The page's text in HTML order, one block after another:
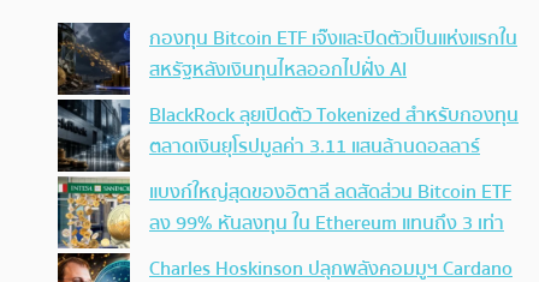
กองทุน Bitcoin ETF เจ๊งและปิดตัวเป็นแห่งแรกใน
สหรัฐหลังเงินทุนไหลออกไปฝั่ง AI
BlackRock ลุยเปิดตัว Tokenized สำหรับกองทุน
ตลาดเงินยุโรปมูลค่า 3.11 แสนล้านดอลลาร์
แบงก์ใหญ่สุดของอิตาลี ลดสัดส่วน Bitcoin ETF
ลง 99% หันลงทุน ใน Ethereum แทนถึง 3 เท่า
Charles Hoskinson ปลุกพลังคอมมูฯ Cardano